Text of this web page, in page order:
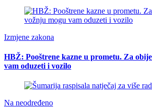
Izmjene zakona
HBŽ: Pooštrene kazne u prometu. Za
vam oduzeti i vozilo
Na neodređeno